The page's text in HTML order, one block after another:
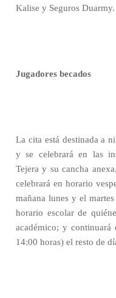
Kalise y Seguros Duarmy.
Jugadores becados
La cita está destinada a
y se celebrará en las
Tejera y su cancha
celebrará en horario
mañana lunes y el
horario escolar de
académico; y continuará
14:00 horas) el resto de